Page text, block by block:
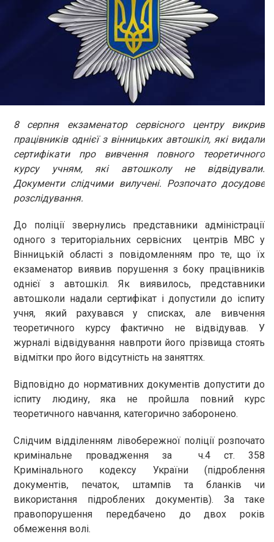
8 серпня екзаменатор сервісного центру викрив
працівників однієї з вінницьких автошкіл, які видали
сертифікати про вивчення повного теоретичного
курсу учням, які автошколу не відвідували.
Документи слідчими вилучені. Розпочато досудове
розслідування.
До поліції звернулись представники адміністрації
одного з територіальних сервісних центрів МВС у
Вінницькій області з повідомленням про те, що їх
екзаменатор виявив порушення з боку працівників
однієї з автошкіл. Як виявилось, представники
автошколи надали сертифікат і допустили до іспиту
учня, який рахувався у списках, але вивчення
теоретичного курсу фактично не відвідував. У
журналі відвідування навпроти його прізвища стоять
відмітки про його відсутність на заняттях.
Відповідно до нормативних документів допустити до
іспиту людину, яка не пройшла повний курс
теоретичного навчання, категорично заборонено.
Слідчим відділенням лівобережної поліції розпочато
кримінальне провадження за ч.4 ст. 358
Кримінального кодексу України (підроблення
документів, печаток, штампів та бланків чи
використання підроблених документів). За таке
правопорушення передбачено до двох років
обмеження волі.